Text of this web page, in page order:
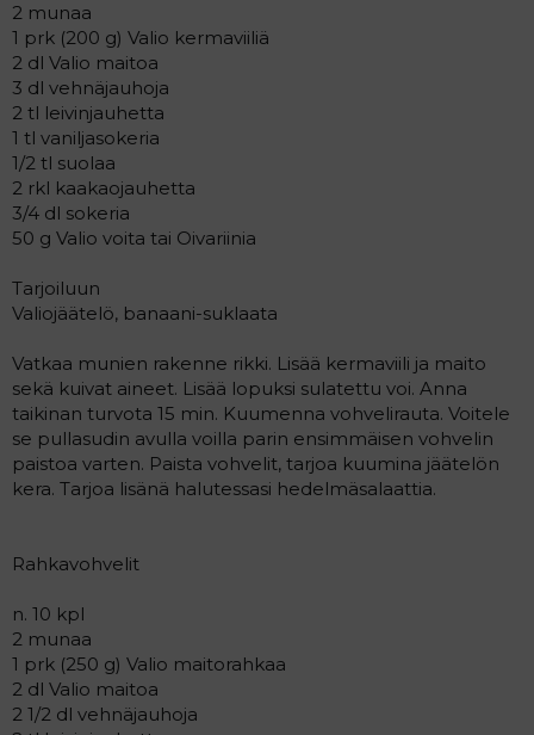
2 munaa
1 prk (200 g) Valio kermaviiliä
2 dl Valio maitoa
3 dl vehnäjauhoja
2 tl leivinjauhetta
1 tl vaniljasokeria
1/2 tl suolaa
2 rkl kaakaojauhetta
3/4 dl sokeria
50 g Valio voita tai Oivariinia
Tarjoiluun
Valiojäätelö, banaani-suklaata
Vatkaa munien rakenne rikki. Lisää kermaviili ja maito
sekä kuivat aineet. Lisää lopuksi sulatettu voi. Anna
taikinan turvota 15 min. Kuumenna vohvelirauta. Voitele
se pullasudin avulla voilla parin ensimmäisen vohvelin
paistoa varten. Paista vohvelit, tarjoa kuumina jäätelön
kera. Tarjoa lisänä halutessasi hedelmäsalaattia.
Rahkavohvelit
n. 10 kpl
2 munaa
1 prk (250 g) Valio maitorahkaa
2 dl Valio maitoa
2 1/2 dl vehnäjauhoja